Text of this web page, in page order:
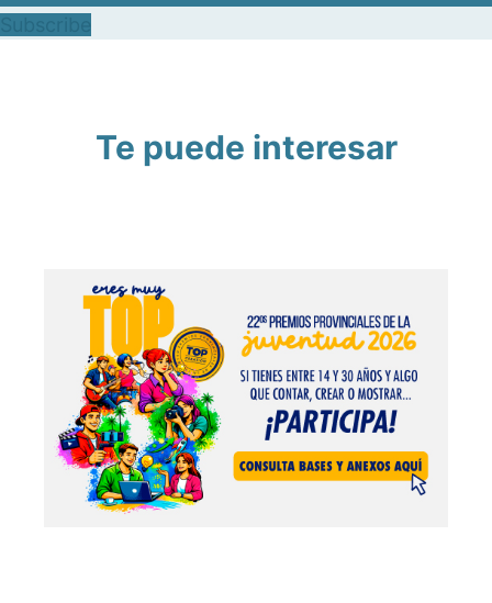
Te puede interesar